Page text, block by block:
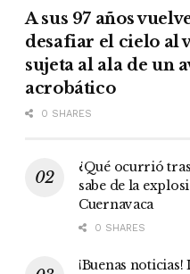
A sus 97 años
desafiar el cielo al
sujeta al ala de un
acrobático
0 SHARES
¿Qué ocurrió
sabe de la
Cuernavaca
0 SHARES
¡Buenas